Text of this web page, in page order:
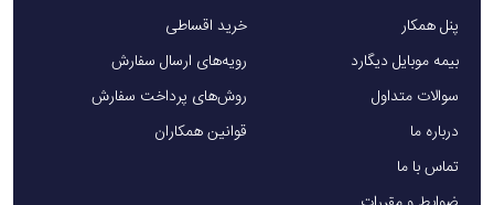
پنل همکار
بیمه موبایل دیگارد
سوالات متداول
درباره ما
تماس با ما
خرید اقساطی
رویه‌های ارسال سفارش
روش‌های پرداخت سفارش
قوانین همکاران